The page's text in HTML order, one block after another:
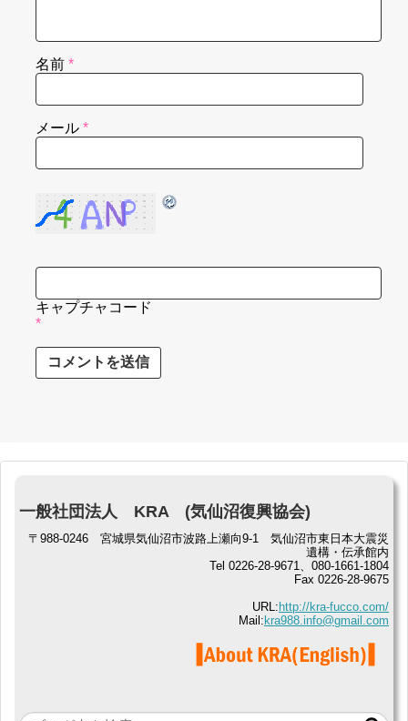
名前 *
メール *
キャプチャコード
*
一般社団法人 KRA (気仙沼復興協会)
〒988-0246 宮城県気仙沼市波路上瀬向9-1 気仙沼市東日本大震災
遺構・伝承館内
Tel 0226-28-9671、080-1661-1804
Fax 0226-28-9675
URL: http://kra-fucco.com/
Mail: kra988.info@gmail.com